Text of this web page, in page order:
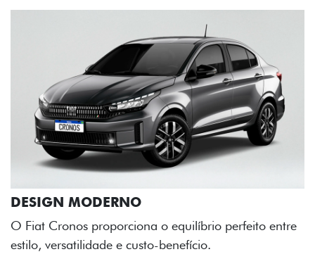
equilíbrio perfeito entre